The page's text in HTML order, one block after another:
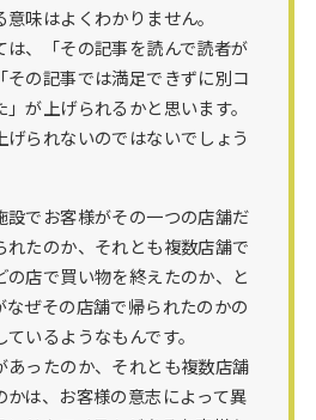
味はよくわかりません。
は、「その記事を読んで読者が
その記事では満足できずに別コ
が上げられるかと思います。
げられないのではないでしょう
設でお客様がその一つの店舗だ
れたのか、それとも複数店舗で
の店で買い物を終えたのか、と
なぜその店舗で帰られたのかの
いるようなもんです。
あったのか、それとも複数店舗
かは、お客様の意志によって異